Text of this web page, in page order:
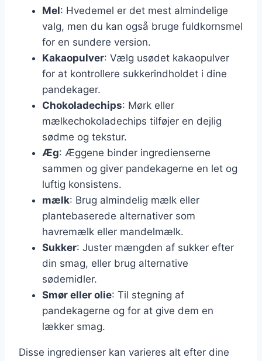
Mel: Hvedemel er det mest almindelige
valg, men du kan også bruge fuldkornsmel
for en sundere version.
Kakaopulver: Vælg usødet kakaopulver
for at kontrollere sukkerindholdet i dine
pandekager.
Chokoladechips: Mørk eller
mælkechokoladechips tilføjer en dejlig
sødme og tekstur.
Æg: Æggene binder ingredienserne
sammen og giver pandekagerne en let og
luftig konsistens.
mælk: Brug almindelig mælk eller
plantebaserede alternativer som
havremælk eller mandelmælk.
Sukker: Juster mængden af sukker efter
din smag, eller brug alternative
sødemidler.
Smør eller olie: Til stegning af
pandekagerne og for at give dem en
lækker smag.
Disse ingredienser kan varieres alt efter dine